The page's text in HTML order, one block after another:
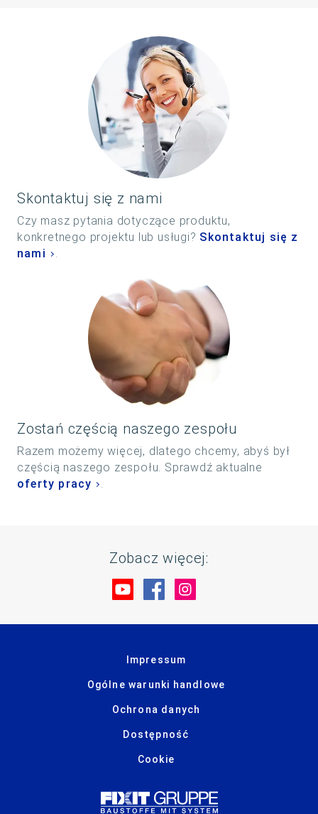
Skontaktuj się z nami
Czy masz pytania dotyczące produktu,
konkretnego projektu lub usługi? Skontaktuj się z
nami
.
Zostań częścią naszego zespołu
Razem możemy więcej, dlatego chcemy, abyś był
częścią naszego zespołu. Sprawdź aktualne
oferty pracy
.
Zobacz więcej:
Odwiedź nas na YouTube
Odwiedź nas na
Impressum
Ogólne warunki handlowe
Ochrona danych
Dostępność
Cookie